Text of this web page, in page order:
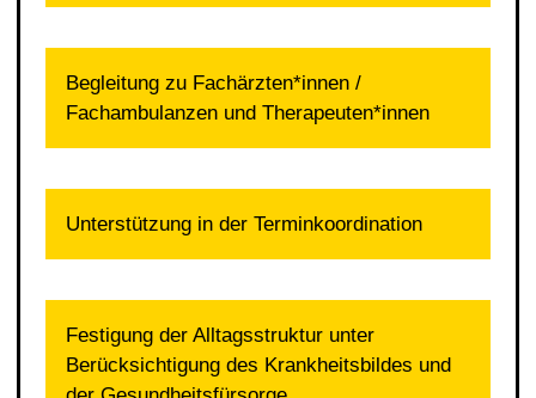
Begleitung zu Fachärzten*innen /
Fachambulanzen und Therapeuten*innen
Unterstützung in der Terminkoordination
Festigung der Alltagsstruktur unter
Berücksichtigung des Krankheitsbildes und